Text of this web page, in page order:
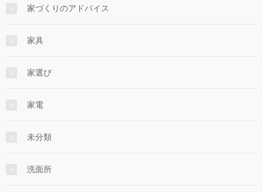
家づくりのアドバイス
家具
家選び
家電
未分類
洗面所